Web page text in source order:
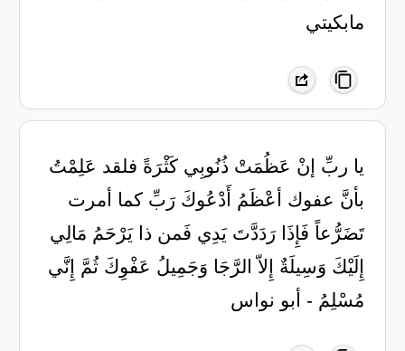
مابكيتي
يا ربِّ إنْ عَظُمَتْ ذُنُوبِي كَثْرَةً فلقد عَلِمْتُ
بأنَّ عفوك أعْظَمُ أَدْعُوكَ رَبِّ كما أمرت
تَضَرُّعاً فَإِذَا رَدَدَّتَ يَدِي فَمن ذا يَرْحَمُ مَالِي
إِلَيْكَ وَسِيلَةٌ إِلاّ الرَّجَا وَجَمِيلُ عَفْوِكَ ثُمَّ إِنَّي
مُسْلِمُ - أبو نواس